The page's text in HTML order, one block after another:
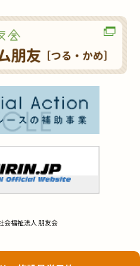
福祉法人 朋友会